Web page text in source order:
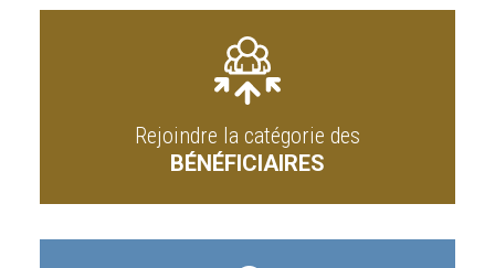
Rejoindre la catégorie des
BÉNÉFICIAIRES